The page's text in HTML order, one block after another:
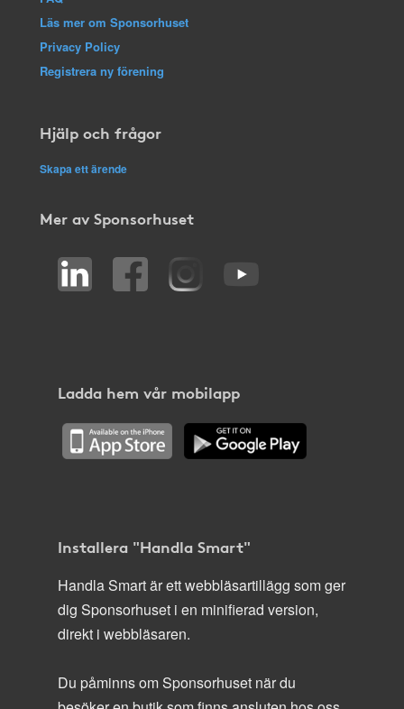
Läs mer om Sponsorhuset
Privacy Policy
Registrera ny förening
Hjälp och frågor
Skapa ett ärende
Mer av Sponsorhuset
Ladda hem vår mobilapp
Installera "Handla Smart"
Handla Smart är ett webbläsartillägg som ger
dig Sponsorhuset i en minifierad version,
direkt i webbläsaren.
Du påminns om Sponsorhuset när du